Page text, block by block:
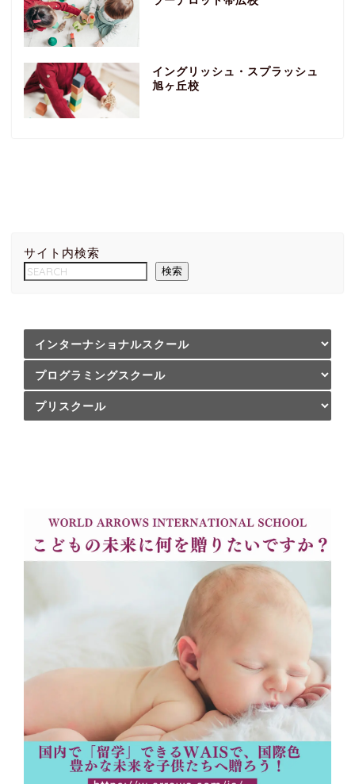
イングリッシュ・スプラッシュ
旭ヶ丘校
サイト内検索
検索